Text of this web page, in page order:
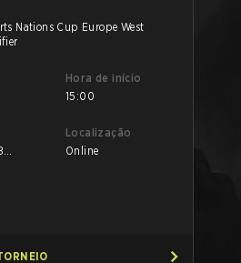
Nations Cup Europe West
Hora de início
15:00
Localização
Online